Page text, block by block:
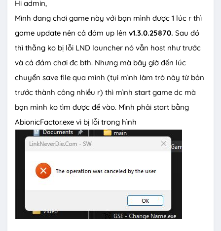
Hi admin,
Mình đang chơi game này với bạn mình được 1 lúc r thì
game update nên cả đám up lên v1.3.0.25870. Sau đó
thì thằng ko bị lỗi LND launcher nó vẫn host như trước
và cả đám chơi đc bth. Nhưng mà bây giờ đến lúc
chuyển save file qua mình (tụi mình làm trò này từ bản
trước thành công nhiều r) thì mình start game dc mà
bạn mình ko tìm được để vào. Mình phải start bằng
AbionicFactor.exe vì bị lỗi trong hình